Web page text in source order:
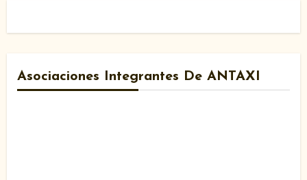
Asociaciones Integrantes De ANTAXI